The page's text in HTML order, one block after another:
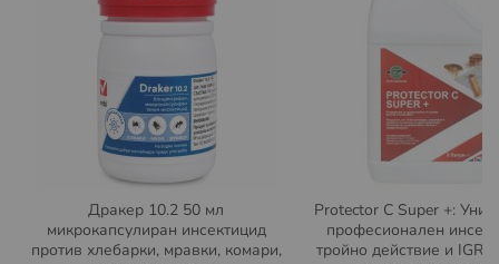
Дракер 10.2 50 мл
микрокапсулиран инсектицид
против хлебарки, мравки, комари,
Protector C Super +:
професионален
тройно действие и IGR